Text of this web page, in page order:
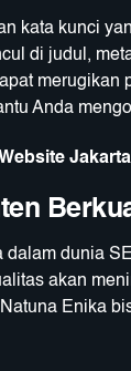
kata kunci
di judul,
merugikan
Anda
dalam dunia
akan
Enika